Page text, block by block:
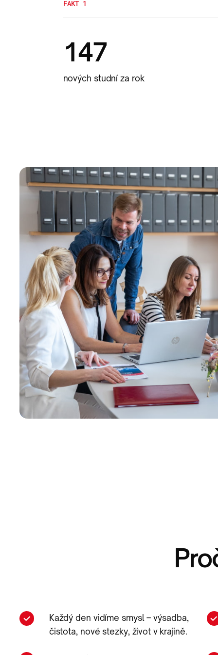
FAKT 1
147
nových studní za rok
Každý den vidíme smysl – výsadba,
čistota, nové stezky, život v krajině.